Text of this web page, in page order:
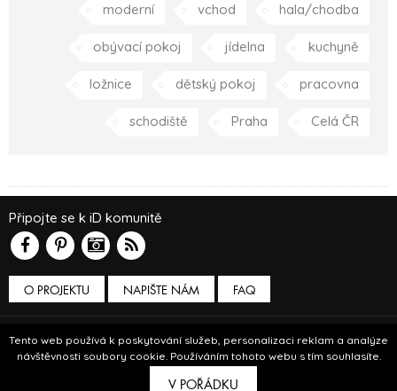
Tento web používá k poskytování služeb, personalizaci reklam a analýze
návštěvnosti soubory cookie. Používáním tohoto webu s tím souhlasíte.
V POŘÁDKU
moderní vchod hala/chodba
obývací pokoj jídelna kuchyně
ložnice dětský pokoj pracovna
schodiště Praha Celá ČR
O PROJEKTU NAPIŠTE NÁM
Připojte se k iD komunitě
FAQ
Podmínky používání
© Insidecor 2013-2019.